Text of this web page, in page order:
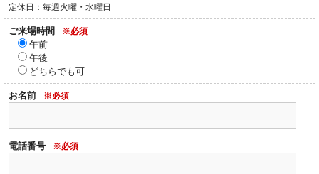
定休日：毎週火曜・水曜日
ご来場時間 ※必須
午前
午後
どちらでも可
お名前 ※必須
電話番号 ※必須